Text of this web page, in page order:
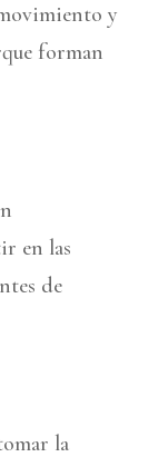
y
forman
en las
de
la